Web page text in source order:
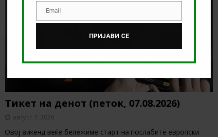
Тикет на денот (петок, 07.08.2026)
август 7, 2026
Овој викенд веќе бележиме старт на послабите европски
EmailEmail
ПРИЈАВИ СЕ